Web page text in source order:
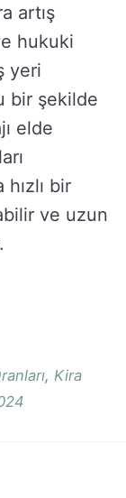
artış
hukuki
yeri
bir şekilde
elde
bir
ve uzun
, Kira